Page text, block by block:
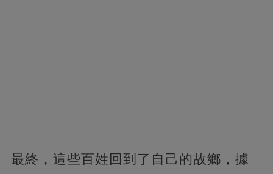
最終，這些百姓回到了自己的故鄉，據